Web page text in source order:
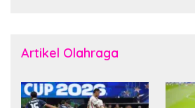
Artikel Olahraga